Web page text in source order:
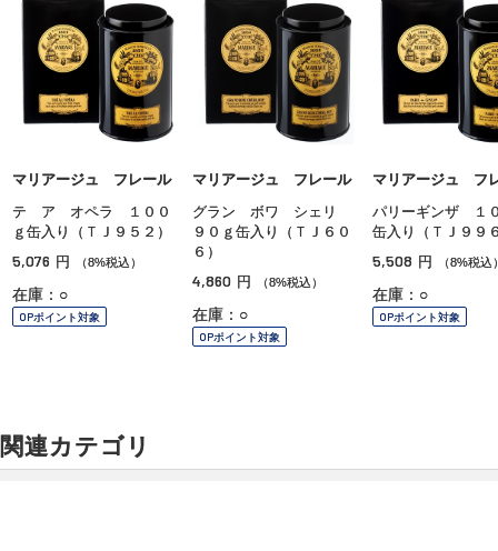
マリアージュ フレール
テ ア オペラ １００
ｇ缶入り（ＴＪ９５２）
5,076 円 （8%税込）
在庫：○
OPポイント対象
マリアージュ フレール
グラン ボワ シェリ
９０ｇ缶入り（ＴＪ６０
６）
4,860 円 （8%税込）
在庫：○
OPポイント対象
マリアージュ フ
パリーギンザ １
缶入り（ＴＪ９９
5,508 円 （8%税込
在庫：○
OPポイント対象
関連カテゴリ